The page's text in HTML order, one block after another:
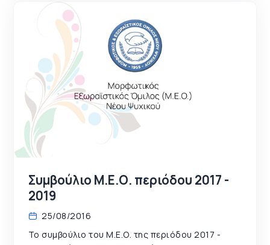
Συμβούλιο Μ.Ε.Ο. περιόδου 2017 -
2019
25/08/2016
Το συμβούλιο του Μ.Ε.Ο. της περιόδου 2017 -